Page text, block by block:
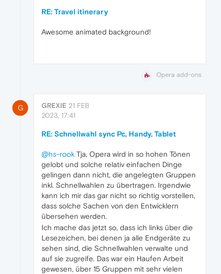
RE: Travel itinerary
Awesome animated background!
Opera add-ons
G GREXIE 21 FEB
2023, 17:41
RE: Schnellwahl sync Pc, Handy, Tablet
@hs-rook Tja, Opera wird in so hohen Tönen
gelobt und solche relativ einfachen Dinge
gelingen dann nicht, die angelegten Gruppen
inkl. Schnellwahlen zu übertragen. Irgendwie
kann ich mir das gar nicht so richtig vorstellen,
dass solche Sachen von den Entwicklern
übersehen werden.
Ich mache das jetzt so, dass ich links über die
Lesezeichen, bei denen ja alle Endgeräte zu
sehen sind, die Schnellwahlen verwalte und
auf sie zugreife. Das war ein Haufen Arbeit
gewesen, über 15 Gruppen mit sehr vielen